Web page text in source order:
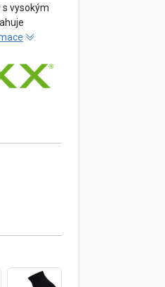
vysokým